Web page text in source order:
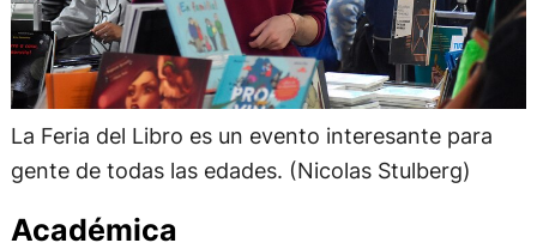
La Feria del Libro es un evento interesante para
gente de todas las edades. (Nicolas Stulberg)
Académica